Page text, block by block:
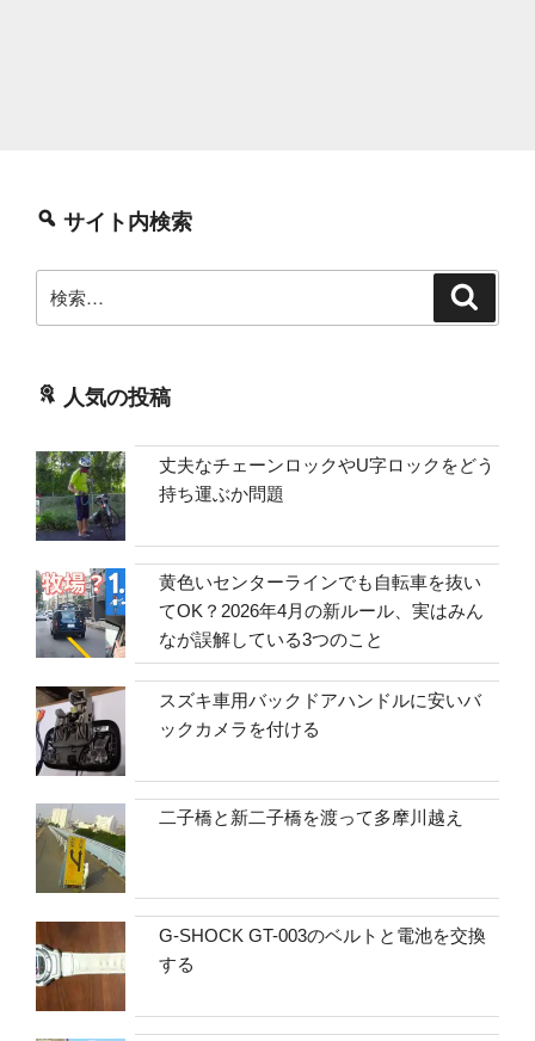
サイト内検索
索:
人気の投稿
丈夫なチェーンロックやU字ロックをどう
持ち運ぶか問題
黄色いセンターラインでも自転車を抜い
てOK？2026年4月の新ルール、実はみん
なが誤解している3つのこと
スズキ車用バックドアハンドルに安いバ
ックカメラを付ける
二子橋と新二子橋を渡って多摩川越え
G-SHOCK GT-003のベルトと電池を交換
する